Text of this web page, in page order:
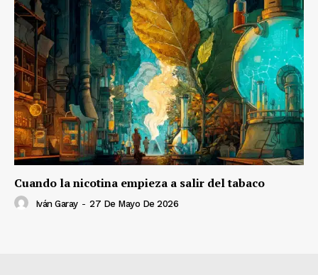
Cuando la nicotina empieza a salir del tabaco
Iván Garay - 27 De Mayo De 2026